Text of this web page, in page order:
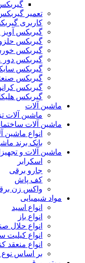
تعمیر
کاربری
گیربکس
گیربکس
گیربکس
گیربکس دور
گیربکس
گیربکس
گیربکس
گیربکس
ماشین آلات
ماشین آلات
ماشین آلات
انواع ماشین
بانک برند
ماشین آلات و
اسکرابر
جارو برقی
کف پاش
واکس زن
مواد شیمیایی
انواع اسید
انواع باز
انواع حلال
انواع کیلیت
انواع منعقد
بر اساس نوع